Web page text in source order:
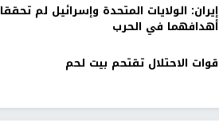
إيران: الولايات المتحدة وإسرائيل لم تحققا
أهدافهما في الحرب
قوات الاحتلال تقتحم بيت لحم